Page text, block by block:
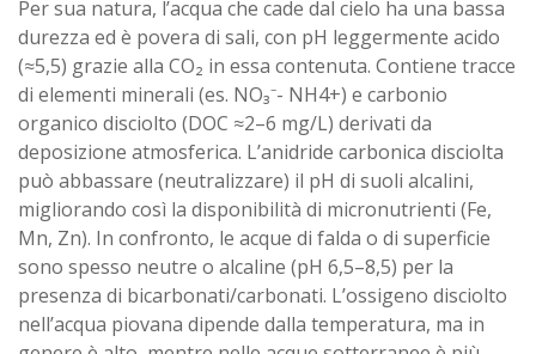
Per sua natura, l’acqua che cade dal cielo ha una bassa
durezza ed è povera di sali, con pH leggermente acido
(≈5,5) grazie alla CO₂ in essa contenuta. Contiene tracce
di elementi minerali (es. NO₃⁻- NH4+) e carbonio
organico disciolto (DOC ≈2–6 mg/L) derivati da
deposizione atmosferica. L’anidride carbonica disciolta
può abbassare (neutralizzare) il pH di suoli alcalini,
migliorando così la disponibilità di micronutrienti (Fe,
Mn, Zn). In confronto, le acque di falda o di superficie
sono spesso neutre o alcaline (pH 6,5–8,5) per la
presenza di bicarbonati/carbonati. L’ossigeno disciolto
nell’acqua piovana dipende dalla temperatura, ma in